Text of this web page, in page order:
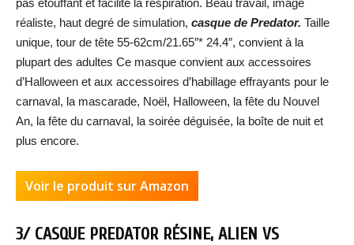
réaliste, haut degré de simulation, casque de Predator. Taille
unique, tour de tête 55-62cm/21.65″* 24.4″, convient à la
plupart des adultes Ce masque convient aux accessoires
d’Halloween et aux accessoires d’habillage effrayants pour le
carnaval, la mascarade, Noël, Halloween, la fête du Nouvel
An, la fête du carnaval, la soirée déguisée, la boîte de nuit et
plus encore.
Voir le produit sur Amazon
3/ CASQUE PREDATOR RÉSINE, ALIEN VS